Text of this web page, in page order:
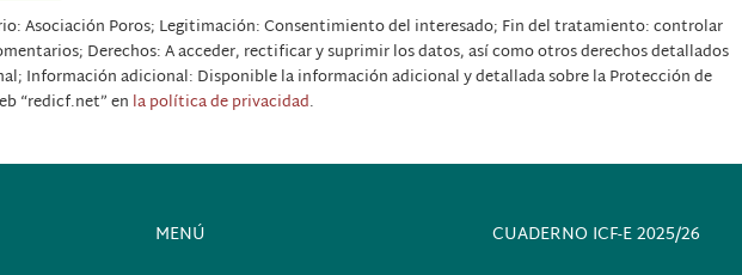
Asociación Poros; Legitimación: Consentimiento del interesado; Fin del tratamiento: controlar
Derechos: A acceder, rectificar y suprimir los datos, así como otros derechos detallados
Información adicional: Disponible la información adicional y detallada sobre la Protección de
“redicf.net” en la política de privacidad.
MENÚ CUADERNO ICF-E 2025/26